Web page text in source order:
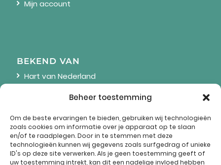
Beheer toestemming
Om de beste ervaringen te bieden, gebruiken wij technologieën
zoals cookies om informatie over je apparaat op te slaan
en/of te raadplegen. Door in te stemmen met deze
technologieën kunnen wij gegevens zoals surfgedrag of unieke
ID's op deze site verwerken. Als je geen toestemming geeft of
uw toestemming intrekt, kan dit een nadelige invloed hebben
Mijn account
BEKEND VAN
Hart van Nederland
Wendy Online